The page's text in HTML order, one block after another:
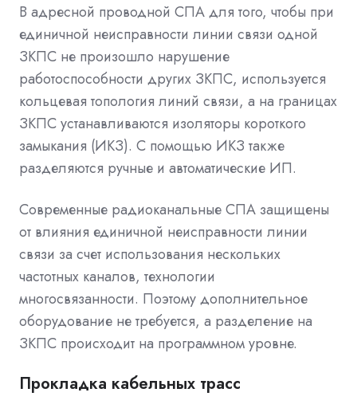
В адресной проводной СПА для того, чтобы при
единичной неисправности линии связи одной
ЗКПС не произошло нарушение
работоспособности других ЗКПС, используется
кольцевая топология линий связи, а на границах
ЗКПС устанавливаются изоляторы короткого
замыкания (ИКЗ). С помощью ИКЗ также
разделяются ручные и автоматические ИП.
Современные радиоканальные СПА защищены
от влияния единичной неисправности линии
связи за счет использования нескольких
частотных каналов, технологии
многосвязанности. Поэтому дополнительное
оборудование не требуется, а разделение на
ЗКПС происходит на программном уровне.
Прокладка кабельных трасс